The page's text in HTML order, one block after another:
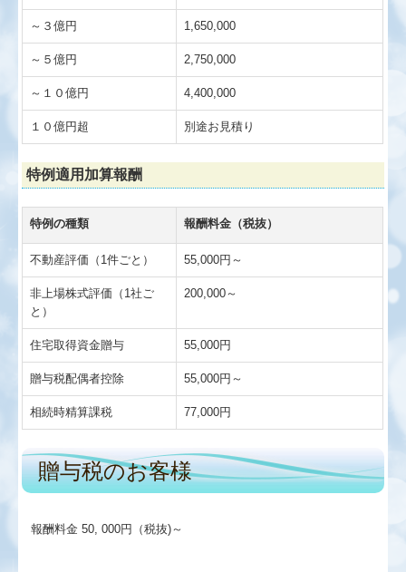
～３億円 1,650,000
～５億円 2,750,000
～１０億円 4,400,000
１０億円超 別途お見積り
特例適用加算報酬
特例の種類 報酬料金（税抜）
不動産評価（1件ごと） 55,000円～
非上場株式評価（1社ご
と）
200,000～
住宅取得資金贈与 55,000円
贈与税配偶者控除 55,000円～
相続時精算課税 77,000円
贈与税のお客様
報酬料金 50, 000円（税抜)～